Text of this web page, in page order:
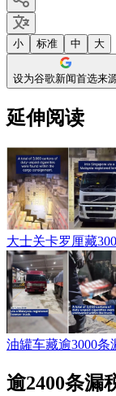
小 标准 中 大
设为谷歌新闻首选来
延伸阅读
大士关卡罗厘藏
油罐车藏逾3000
逾2400条漏